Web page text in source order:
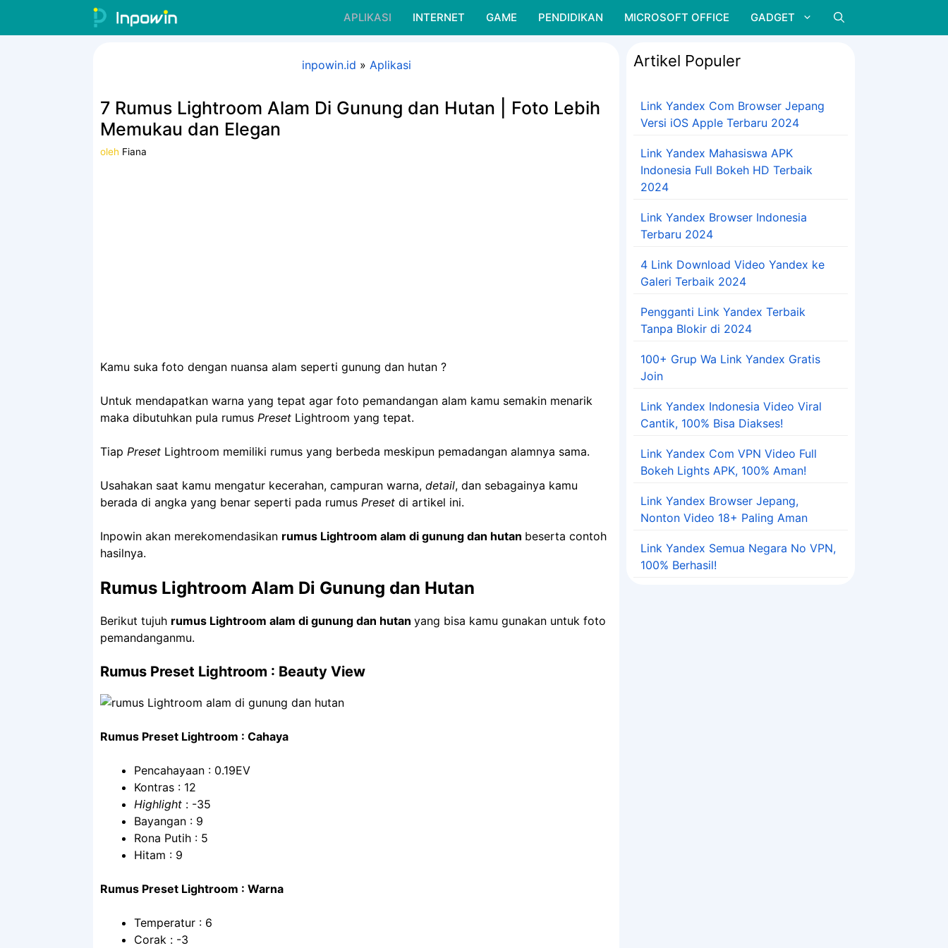
APLIKASI INTERNET GAME PENDIDIKAN MICROSOFT OFFICE GADGET
inpowin.id » Aplikasi
7 Rumus Lightroom Alam Di Gunung dan Hutan | Foto Lebih
Memukau dan Elegan
oleh Fiana
Kamu suka foto dengan nuansa alam seperti gunung dan hutan ?
Untuk mendapatkan warna yang tepat agar foto pemandangan alam kamu semakin menarik
maka dibutuhkan pula rumus Preset Lightroom yang tepat.
Tiap Preset Lightroom memiliki rumus yang berbeda meskipun pemadangan alamnya sama.
Usahakan saat kamu mengatur kecerahan, campuran warna, detail, dan sebagainya kamu
berada di angka yang benar seperti pada rumus Preset di artikel ini.
Inpowin akan merekomendasikan rumus Lightroom alam di gunung dan hutan beserta contoh
hasilnya.
Rumus Lightroom Alam Di Gunung dan Hutan
Berikut tujuh rumus Lightroom alam di gunung dan hutan yang bisa kamu gunakan untuk foto
pemandanganmu.
Rumus Preset Lightroom : Beauty View
Rumus Preset Lightroom : Cahaya
Pencahayaan : 0.19EV
Kontras : 12
Highlight : -35
Bayangan : 9
Rona Putih : 5
Hitam : 9
Rumus Preset Lightroom : Warna
Temperatur : 6
Corak : -3
Artikel Populer
Link Yandex Com Browser Jepang
Versi iOS Apple Terbaru 2024
Link Yandex Mahasiswa APK
Indonesia Full Bokeh HD Terbaik
2024
Link Yandex Browser Indonesia
Terbaru 2024
4 Link Download Video Yandex ke
Galeri Terbaik 2024
Pengganti Link Yandex Terbaik
Tanpa Blokir di 2024
100+ Grup Wa Link Yandex Gratis
Join
Link Yandex Indonesia Video Viral
Cantik, 100% Bisa Diakses!
Link Yandex Com VPN Video Full
Bokeh Lights APK, 100% Aman!
Link Yandex Browser Jepang,
Nonton Video 18+ Paling Aman
Link Yandex Semua Negara No VPN,
100% Berhasil!